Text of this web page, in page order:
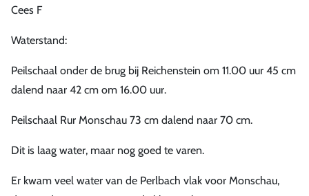
Cees F
Waterstand:
Peilschaal onder de brug bij Reichenstein om 11.00 uur 45 cm
dalend naar 42 cm om 16.00 uur.
Peilschaal Rur Monschau 73 cm dalend naar 70 cm.
Dit is laag water, maar nog goed te varen.
Er kwam veel water van de Perlbach vlak voor Monschau,